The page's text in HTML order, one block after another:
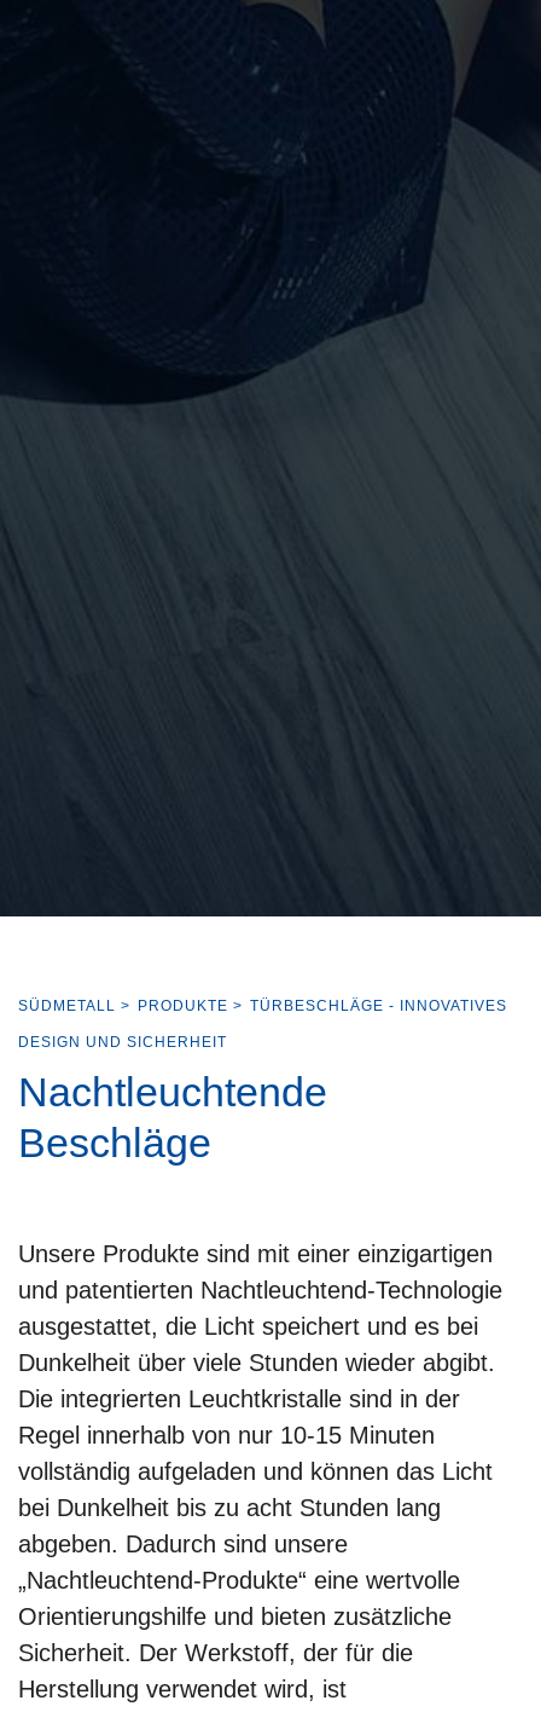
SÜDMETALL > PRODUKTE > TÜRBESCHLÄGE - INNOVATIVES
DESIGN UND SICHERHEIT
Nachtleuchtende
Beschläge
Unsere Produkte sind mit einer einzigartigen
und patentierten Nachtleuchtend-Technologie
ausgestattet, die Licht speichert und es bei
Dunkelheit über viele Stunden wieder abgibt.
Die integrierten Leuchtkristalle sind in der
Regel innerhalb von nur 10-15 Minuten
vollständig aufgeladen und können das Licht
bei Dunkelheit bis zu acht Stunden lang
abgeben. Dadurch sind unsere
„Nachtleuchtend-Produkte“ eine wertvolle
Orientierungshilfe und bieten zusätzliche
Sicherheit. Der Werkstoff, der für die
Herstellung verwendet wird, ist